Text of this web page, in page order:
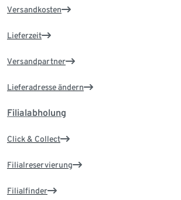
Versandkosten
Lieferzeit
Versandpartner
Lieferadresse ändern
Filialabholung
Click & Collect
Filialreservierung
Filialfinder